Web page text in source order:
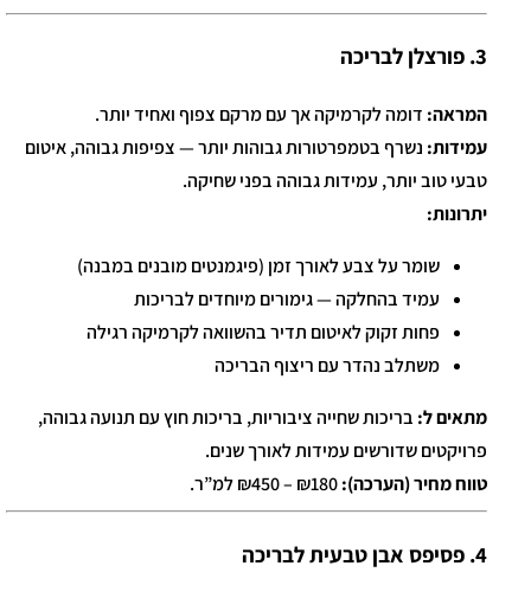
3. פורצלן לבריכה
המראה: דומה לקרמיקה אך עם מרקם צפוף ואחיד יותר.
עמידות: נשרף בטמפרטורות גבוהות יותר — צפיפות גבוהה, איטום
טבעי טוב יותר, עמידות גבוהה בפני שחיקה.
יתרונות:
שומר על צבע לאורך זמן (פיגמנטים מובנים במבנה)
עמיד בהחלקה — גימורים מיוחדים לבריכות
פחות זקוק לאיטום תדיר בהשוואה לקרמיקה רגילה
משתלב נהדר עם ריצוף הבריכה
מתאים ל: בריכות שחייה ציבוריות, בריכות חוץ עם תנועה גבוהה,
פרויקטים שדורשים עמידות לאורך שנים.
טווח מחיר (הערכה):
4. פסיפס אבן טבעית לבריכה